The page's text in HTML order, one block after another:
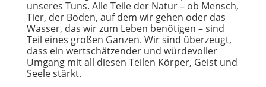
unseres Tuns. Alle Teile der Natur – ob Mensch,
Tier, der Boden, auf dem wir gehen oder das
Wasser, das wir zum Leben benötigen – sind
Teil eines großen Ganzen. Wir sind überzeugt,
dass ein wertschätzender und würdevoller
Umgang mit all diesen Teilen Körper, Geist und
Seele stärkt.